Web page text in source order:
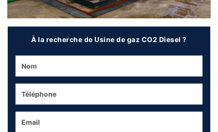
À la recherche de Usine de gaz CO2 Diesel ?